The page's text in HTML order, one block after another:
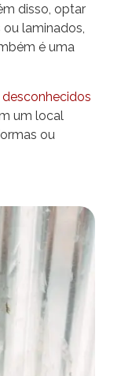
disso, optar
laminados,
é uma
um local
ou